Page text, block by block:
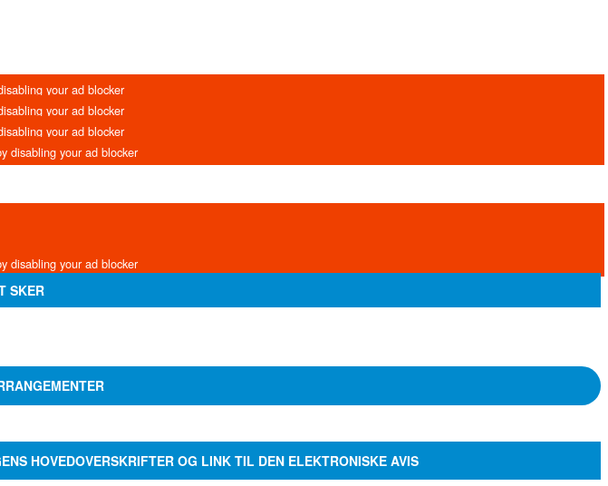
SKER
HOVEDOVERSKRIFTER OG LINK TIL DEN ELEKTRONISKE AVIS